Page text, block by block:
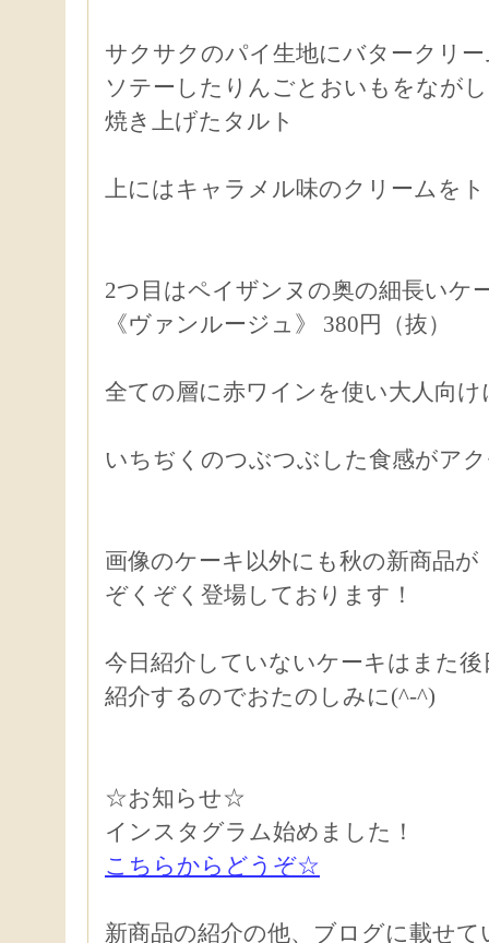
サクサクのパイ生地にバタークリ
ソテーしたりんごとおいもをなが
焼き上げたタルト
上にはキャラメル味のクリームを
2つ目はペイザンヌの奥の細長いケ
《ヴァンルージュ》 380円（抜）
全ての層に赤ワインを使い大人向
いちぢくのつぶつぶした食感がア
画像のケーキ以外にも秋の新商品が
ぞくぞく登場しております！
今日紹介していないケーキはまた後
紹介するのでおたのしみに(^-^)
☆お知らせ☆
インスタグラム始めました！
こちらからどうぞ☆
新商品の紹介の他、ブログに載せ